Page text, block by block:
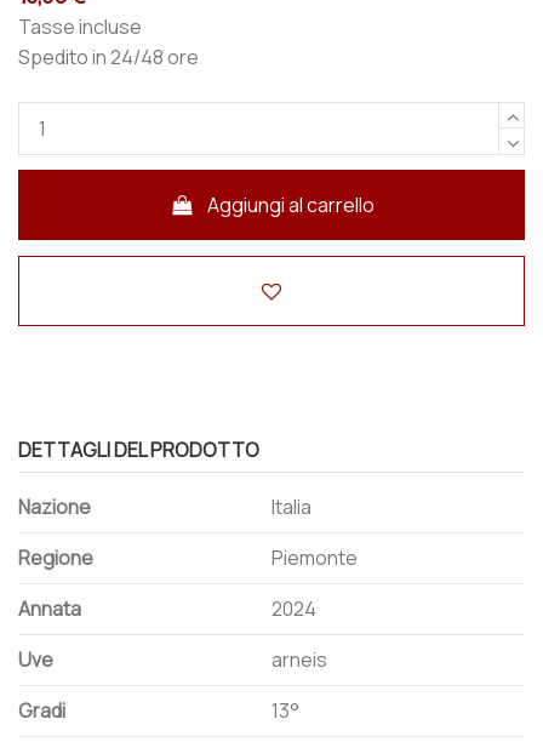
Tasse incluse
Spedito in 24/48 ore
Aggiungi al carrello
DETTAGLI DEL PRODOTTO
Nazione
Italia
Regione
Piemonte
Annata
2024
Uve
arneis
Gradi
13°